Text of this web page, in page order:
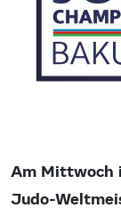
Am Mittwoch
Judo-